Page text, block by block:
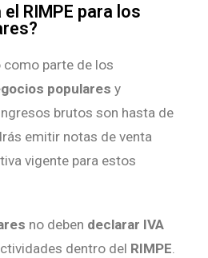
RIMPE para los
parte de los
populares y
brutos son hasta de
emitir notas de venta
vigente para estos
no deben declarar IVA
dentro del RIMPE.